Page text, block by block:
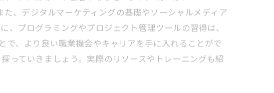
、デジタルマーケティングの基礎やソーシャルメディア
プログラミングやプロジェクト管理ツールの習得は、
、より良い職業機会やキャリアを手に入れることがで
っていきましょう。実際のリソースやトレーニングも紹